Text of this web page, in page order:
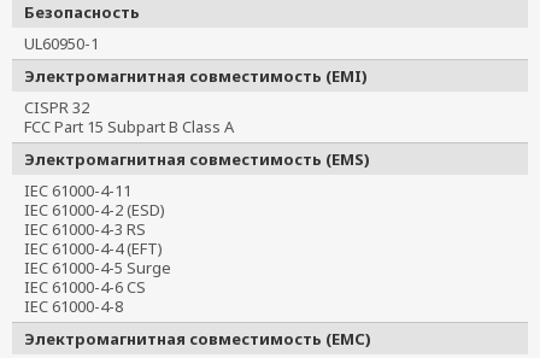
Безопасность
UL60950-1
Электромагнитная совместимость (EMI)
CISPR 32
FCC Part 15 Subpart B Class A
Электромагнитная совместимость (EMS)
IEC 61000-4-11
IEC 61000-4-2 (ESD)
IEC 61000-4-3 RS
IEC 61000-4-4 (EFT)
IEC 61000-4-5 Surge
IEC 61000-4-6 CS
IEC 61000-4-8
Электромагнитная совместимость (EMC)